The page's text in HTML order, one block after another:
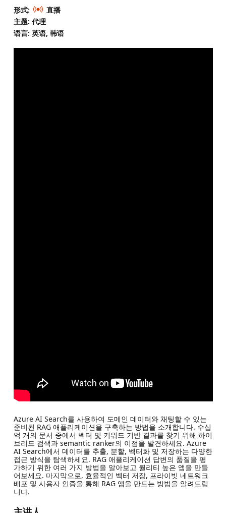
形式:
直播
主题: 代理
语言: 英语, 韩语
Azure AI Search를 사용하여 도메인 데이터와 채팅할 수 있는
준비된 RAG 애플리케이션을 구축하는 방법을 소개합니다. 수십
억 개의 문서 중에서 벡터 및 키워드 기반 결과를 찾기 위해 하이
브리드 검색과 semantic ranker의 이점을 발견하세요. Azure
AI Search에서 데이터를 추출, 분할, 벡터화 및 저장하는 다양한
접근 방식을 탐색하세요. RAG 애플리케이션 답변의 품질을 평
가하기 위한 여러 가지 방법을 알아보고 퀄리티 높은 앱을 만들
어보세요. 마지막으로, 효율적인 벡터 저장, 프라이빗 네트워크
배포 및 사용자 인증을 통해 RAG 앱을 만드는 방법을 알려드립
니다.